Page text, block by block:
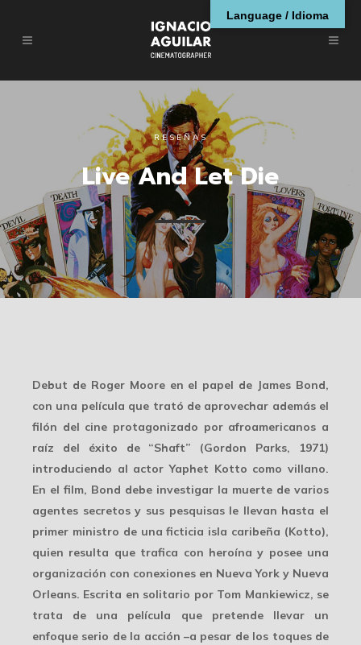
RESEÑAS
Live And Let Die
Debut de Roger Moore en el papel de James Bond,
con una película que trató de aprovechar además el
filón del cine protagonizado por afroamericanos a
raíz del éxito de “Shaft” (Gordon Parks, 1971)
introduciendo al actor Yaphet Kotto como villano.
En el film, Bond debe investigar la muerte de varios
agentes secretos y sus pesquisas le llevan hasta el
primer ministro de una ficticia isla caribeña (Kotto),
quien resulta que trafica con heroína y posee una
organización con conexiones en Nueva York y Nueva
Orleans. Escrita en solitario por Tom Mankiewicz, se
trata de una película que pretende llevar un
enfoque serio de la acción –a pesar de los toques de
Language / Idioma